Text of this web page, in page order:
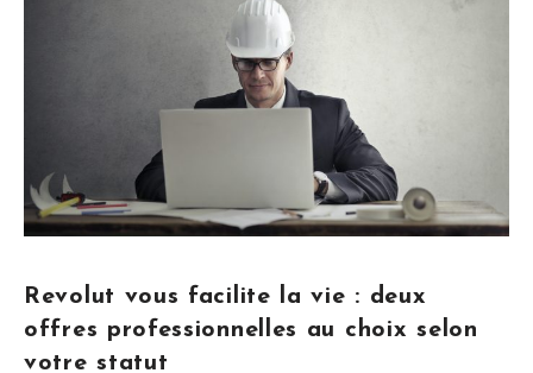
Revolut vous facilite la vie : deux
offres professionnelles au choix selon
votre statut